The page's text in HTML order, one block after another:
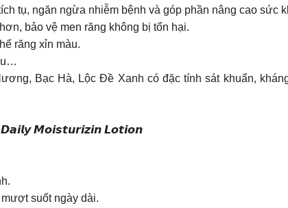
tụ, ngăn ngừa nhiễm bệnh và góp phần nâng cao sức
bảo vệ men răng không bị tổn hại.
răng xỉn màu.
Bạc Hà, Lộc Đề Xanh có đặc tính sát khuẩn,
𝙈𝙤𝙞𝙨𝙩𝙪𝙧𝙞𝙯𝙞𝙣 𝙇𝙤𝙩𝙞𝙤𝙣
suốt ngày dài.